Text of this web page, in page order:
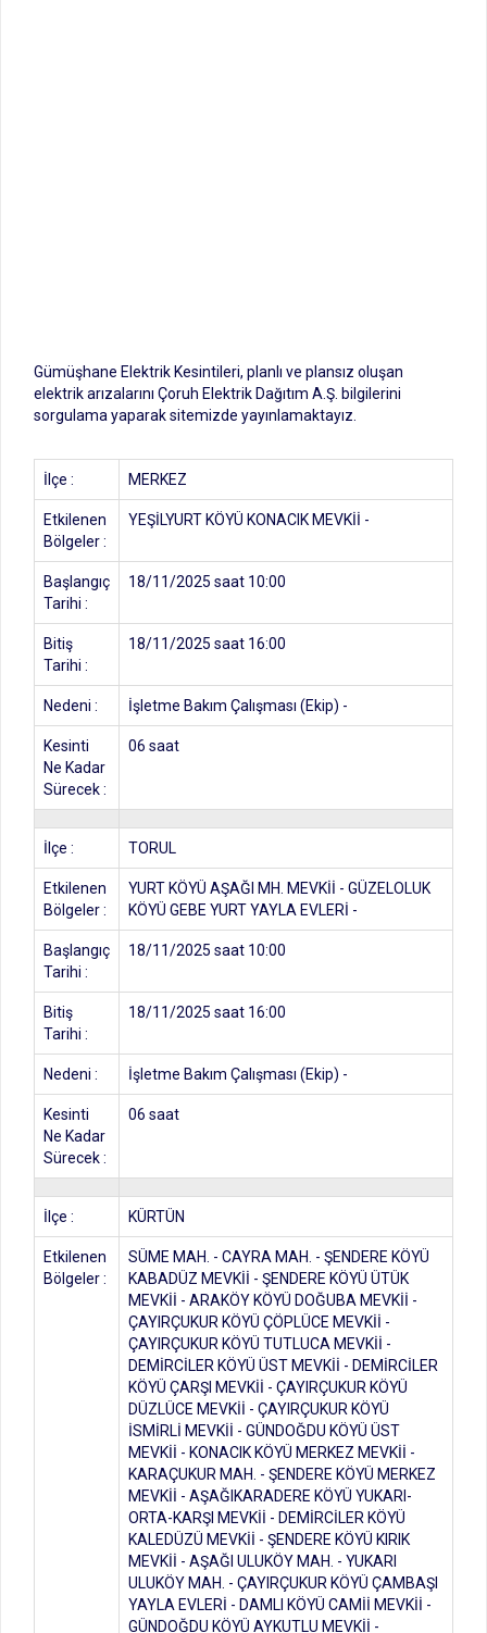
Gümüşhane Elektrik Kesintileri, planlı ve plansız oluşan
elektrik arızalarını Çoruh Elektrik Dağıtım A.Ş. bilgilerini
sorgulama yaparak sitemizde yayınlamaktayız.
İlçe : MERKEZ
Etkilenen
Bölgeler :
YEŞİLYURT KÖYÜ KONACIK MEVKİİ -
Başlangıç
Tarihi :
18/11/2025 saat 10:00
Bitiş
Tarihi :
18/11/2025 saat 16:00
Nedeni : İşletme Bakım Çalışması (Ekip) -
Kesinti
Ne Kadar
Sürecek :
06 saat
İlçe : TORUL
Etkilenen
Bölgeler :
YURT KÖYÜ AŞAĞI MH. MEVKİİ - GÜZELOLUK
KÖYÜ GEBE YURT YAYLA EVLERİ -
Başlangıç
Tarihi :
18/11/2025 saat 10:00
Bitiş
Tarihi :
18/11/2025 saat 16:00
Nedeni : İşletme Bakım Çalışması (Ekip) -
Kesinti
Ne Kadar
Sürecek :
06 saat
İlçe : KÜRTÜN
Etkilenen
Bölgeler :
SÜME MAH. - CAYRA MAH. - ŞENDERE KÖYÜ
KABADÜZ MEVKİİ - ŞENDERE KÖYÜ ÜTÜK
MEVKİİ - ARAKÖY KÖYÜ DOĞUBA MEVKİİ -
ÇAYIRÇUKUR KÖYÜ ÇÖPLÜCE MEVKİİ -
ÇAYIRÇUKUR KÖYÜ TUTLUCA MEVKİİ -
DEMİRCİLER KÖYÜ ÜST MEVKİİ - DEMİRCİLER
KÖYÜ ÇARŞI MEVKİİ - ÇAYIRÇUKUR KÖYÜ
DÜZLÜCE MEVKİİ - ÇAYIRÇUKUR KÖYÜ
İSMİRLİ MEVKİİ - GÜNDOĞDU KÖYÜ ÜST
MEVKİİ - KONACIK KÖYÜ MERKEZ MEVKİİ -
KARAÇUKUR MAH. - ŞENDERE KÖYÜ MERKEZ
MEVKİİ - AŞAĞIKARADERE KÖYÜ YUKARI-
ORTA-KARŞI MEVKİİ - DEMİRCİLER KÖYÜ
KALEDÜZÜ MEVKİİ - ŞENDERE KÖYÜ KIRIK
MEVKİİ - AŞAĞI ULUKÖY MAH. - YUKARI
ULUKÖY MAH. - ÇAYIRÇUKUR KÖYÜ ÇAMBAŞI
YAYLA EVLERİ - DAMLI KÖYÜ CAMİİ MEVKİİ -
GÜNDOĞDU KÖYÜ AYKUTLU MEVKİİ -